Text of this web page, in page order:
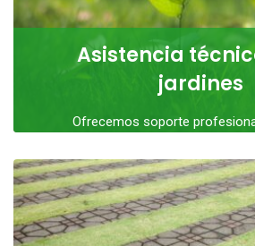
Asistencia
jardines
Ofrecemos soporte
y otras labores
LEER MÁS